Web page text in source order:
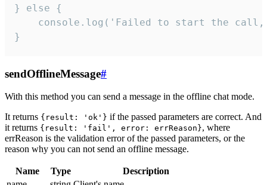
} else {
console.log('Failed to start the
}
sendOfflineMessage#
With this method you can send a message in the offline chat mode.
It returns {result: 'ok'} if the passed parameters are correct. And
it returns {result: 'fail', error: errReason}, where
errReason is the validation error of the passed parameters, or the
reason why you can not send an offline message.
Name Type
Description